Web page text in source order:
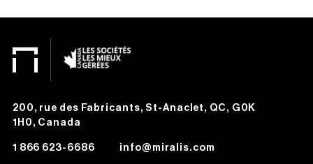
200, rue des Fabricants, St-Anaclet, QC, G0K
1H0, Canada
1 866 623-6686 info@miralis.com